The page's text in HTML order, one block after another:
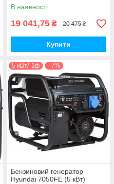
В наявності
19 041,75 ₴ 20 475 ₴
Купити
5 кВт/ 1ф –7%
Бензиновий генератор
Hyundai 7050FE (5 кВт)